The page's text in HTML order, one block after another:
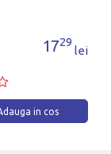
1729
lei
in cos